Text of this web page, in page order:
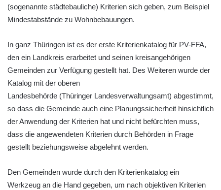
(sogenannte städtebauliche) Kriterien sich geben, zum Beispiel
Mindestabstände zu Wohnbebauungen.
In ganz Thüringen ist es der erste Kriterienkatalog für PV-FFA,
den ein Landkreis erarbeitet und seinen kreisangehörigen
Gemeinden zur Verfügung gestellt hat. Des Weiteren wurde der
Katalog mit der oberen
Landesbehörde (Thüringer Landesverwaltungsamt) abgestimmt,
so dass die Gemeinde auch eine Planungssicherheit hinsichtlich
der Anwendung der Kriterien hat und nicht befürchten muss,
dass die angewendeten Kriterien durch Behörden in Frage
gestellt beziehungsweise abgelehnt werden.
Den Gemeinden wurde durch den Kriterienkatalog ein
Werkzeug an die Hand gegeben, um nach objektiven Kriterien